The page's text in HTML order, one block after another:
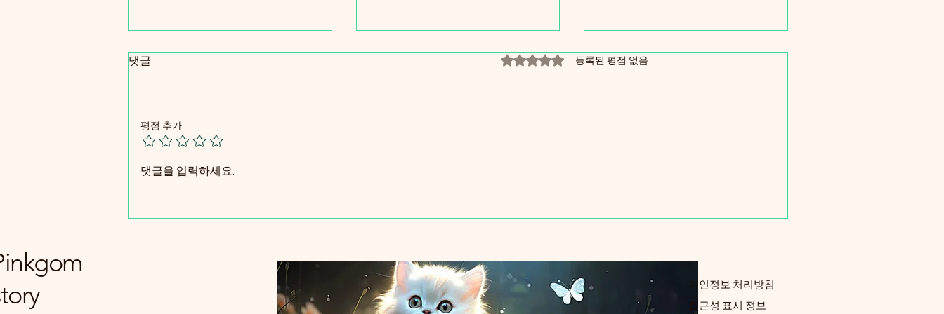
효과적인 온라인 쇼핑 커뮤니
댓글 별점 5점 중 0점을 주었습니다.
등록된 평점 없음
평점 추가
댓글을 입력하세요.
개인정보 처리방침
접근성 표시 정보